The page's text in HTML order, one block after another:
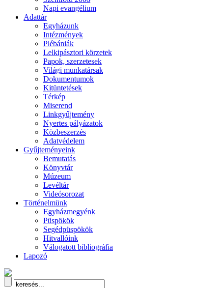
Napi evangélium
Adattár
Egyházunk
Intézmények
Plébániák
Lelkipásztori körzetek
Papok, szerzetesek
Világi munkatársak
Dokumentumok
Kitüntetések
Térkép
Miserend
Linkgyűjtemény
Nyertes pályázatok
Közbeszerzés
Adatvédelem
Gyűjteményeink
Bemutatás
Könyvtár
Múzeum
Levéltár
Videósorozat
Történelmünk
Egyházmegyénk
Püspökök
Segédpüspökök
Hitvallóink
Válogatott bibliográfia
Lapozó